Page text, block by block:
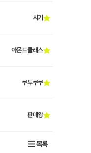
시기
아몬드클래스
쿠두쿠쿠
판매왕
목록